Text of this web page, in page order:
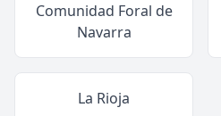
Comunidad Foral de
Navarra
La Rioja